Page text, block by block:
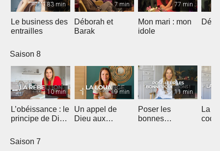
83 min
Le business des
entrailles
7 min
Déborah et
Barak
77 min
Mon mari : mon
idole
Saison 8
10 min
L’obéissance : le
principe de Dieu
vie
9 min
Un appel de
Dieu aux
11 min
Poser les
bonnes
La
Saison 7